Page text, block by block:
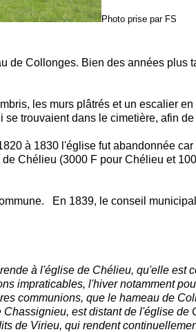
Photo prise par FS
de Collonges. Bien des années plus
les murs plâtrés et un escalier
trouvaient dans le cimetière, afin
à 1830 l'église fut abandonnée
Chélieu (3000 F pour Chélieu et
En 1839, le conseil
à l'église de Chélieu, qu'elle est
impraticables, l'hiver notamment
communions, que le hameau de
est distant de l'église de
de Virieu, qui rendent